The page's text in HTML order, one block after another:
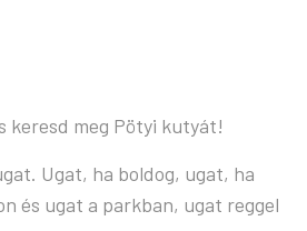
keresd meg Pötyi kutyát!
Ugat, ha boldog, ugat, ha
és ugat a parkban, ugat reggel